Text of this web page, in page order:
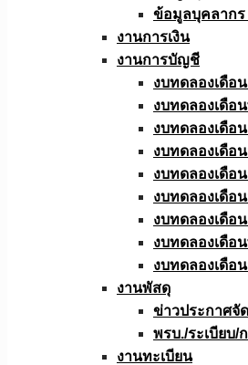
ข้อมูลบุคลากร
งานการเงิน
งานการบัญชี
งบทดลองเดือ
งบทดลองเดือ
งบทดลองเดือ
งบทดลองเดือ
งบทดลองเดือ
งบทดลองเดือ
งบทดลองเดือ
งบทดลองเดือ
งบทดลองเดือ
งานพัสดุ
ข่าวประกาศจั
พรบ./ระเบียบ/
งานทะเบียน